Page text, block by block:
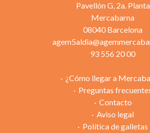
Pavellón G, 2a. Planta
Mercabarna
08040 Barcelona
93 556 20 00
¿Cómo llegar a
Preguntas
Contacto
Aviso legal
Política de galletas